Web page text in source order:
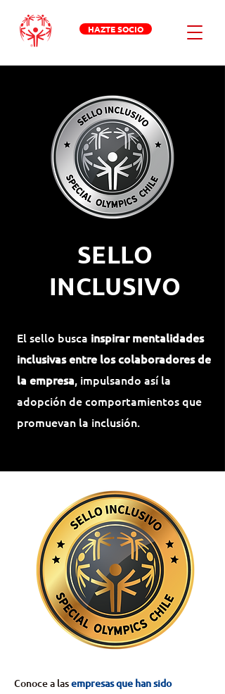
HAZTE SOCIO
SELLO
INCLUSIVO
El sello busca inspirar mentalidades
inclusivas entre los colaboradores de
la empresa, impulsando así la
adopción de comportamientos que
promuevan la inclusión.
Conoce a lasempresasque han sido